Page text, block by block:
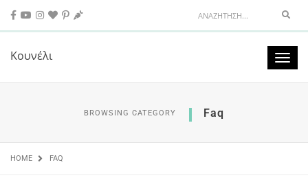
Κουνέλι
Toggle
BROWSING CATEGORY Faq
HOME FAQ